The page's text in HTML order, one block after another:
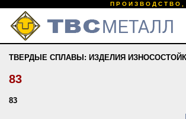
ТВЕРДЫЕ СПЛАВЫ: ИЗДЕЛИЯ
83
83